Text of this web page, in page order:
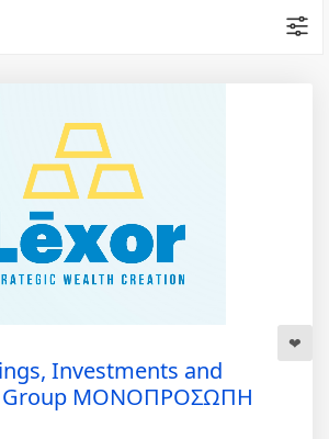
Investments and
Group ΜΟΝΟΠΡΟΣΩΠΗ